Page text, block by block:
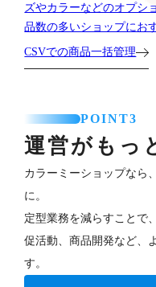
ズやカラーなどのオプシ
品数の多いショップにお
CSVでの商品一括管理
POINT3
運営がもっ
カラーミーショップなら
に。
定型業務を減らすことで
促活動、商品開発など、
す。